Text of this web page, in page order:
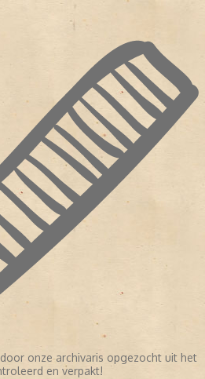
onze archivaris opgezocht uit het
en verpakt!